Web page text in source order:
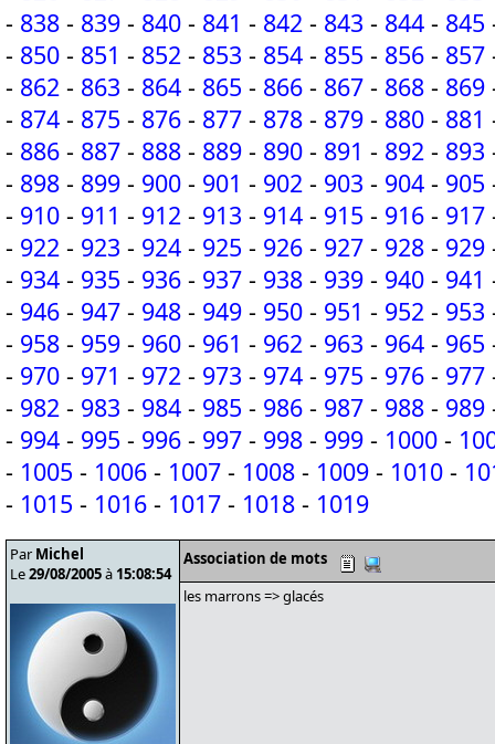
- 838 - 839 - 840 - 841 - 842 - 843 - 844 - 845
- 850 - 851 - 852 - 853 - 854 - 855 - 856 - 857
- 862 - 863 - 864 - 865 - 866 - 867 - 868 - 869
- 874 - 875 - 876 - 877 - 878 - 879 - 880 - 881
- 886 - 887 - 888 - 889 - 890 - 891 - 892 - 893
- 898 - 899 - 900 - 901 - 902 - 903 - 904 - 905
- 910 - 911 - 912 - 913 - 914 - 915 - 916 - 917
- 922 - 923 - 924 - 925 - 926 - 927 - 928 - 929
- 934 - 935 - 936 - 937 - 938 - 939 - 940 - 941
- 946 - 947 - 948 - 949 - 950 - 951 - 952 - 953
- 958 - 959 - 960 - 961 - 962 - 963 - 964 - 965
- 970 - 971 - 972 - 973 - 974 - 975 - 976 - 977
- 982 - 983 - 984 - 985 - 986 - 987 - 988 - 989
- 994 - 995 - 996 - 997 - 998 - 999 - 1000 -
- 1005 - 1006 - 1007 - 1008 - 1009 - 1010 -
- 1015 - 1016 - 1017 - 1018 - 1019
Par Michel
Le29/08/2005à 15:08:54
Association de mots
les marrons => glacés